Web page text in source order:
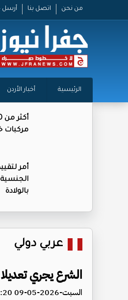
من نحن اتصل بنا أرسل
الرئيسية أخبار الأردن
مركبات
أمر
الجنسية
بالولادة
عربي دولي
الشرع يجري تعديلا
السبت-2026-05-09 11:20 pm